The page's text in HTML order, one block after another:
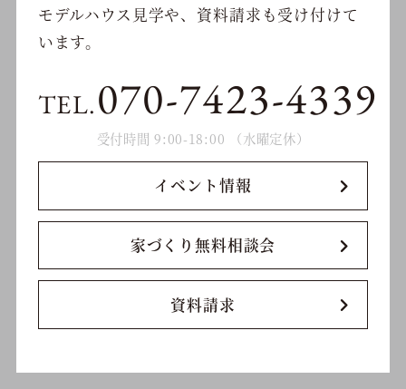
モデルハウス見学や、資料請求も受け付けて
います。
TEL.070-7423-4339
受付時間 9:00-18:00 （水曜定休）
イベント情報
家づくり無料相談会
資料請求